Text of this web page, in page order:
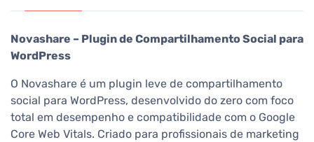
Novashare – Plugin de Compartilhamento Social para
WordPress
O Novashare é um plugin leve de compartilhamento
social para WordPress, desenvolvido do zero com foco
total em desempenho e compatibilidade com o Google
Core Web Vitals. Criado para profissionais de marketing